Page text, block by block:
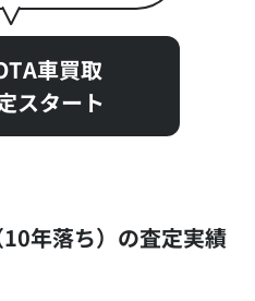
車買取
スタート
年落ち）の査定実績